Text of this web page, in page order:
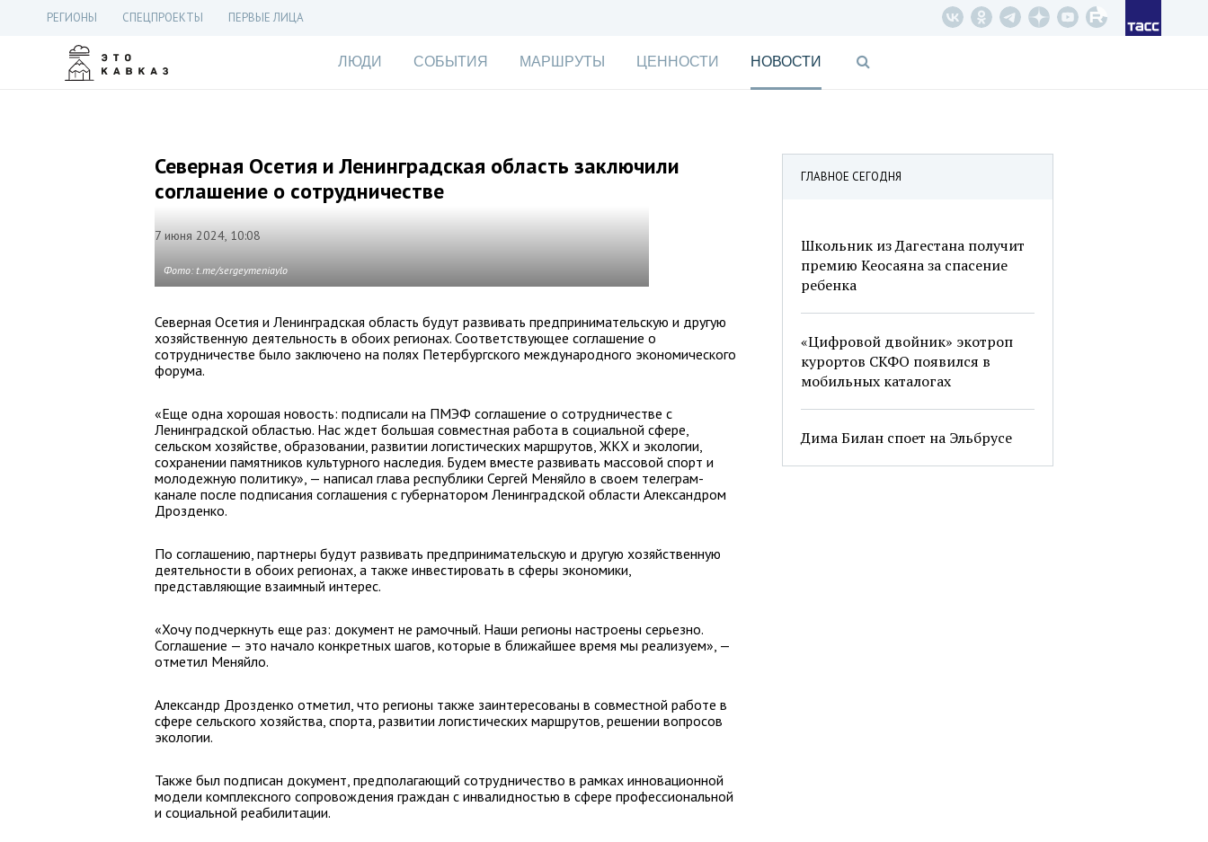
РЕГИОНЫ СПЕЦПРОЕКТЫ ПЕРВЫЕ ЛИЦА
ЛЮДИ СОБЫТИЯ МАРШРУТЫ ЦЕННОСТИ НОВОСТИ
ГЛАВНОЕ СЕГОДНЯ
Школьник из Дагестана получит
премию Кеосаяна за спасение
ребенка
«Цифровой двойник» экотроп
курортов СКФО появился в
мобильных каталогах
Дима Билан споет на Эльбрусе
Северная Осетия и Ленинградская область заключили
соглашение о сотрудничестве
7 июня 2024, 10:08
Фото: t.me/sergeymeniaylo
Северная Осетия и Ленинградская область будут развивать предпринимательскую и другую
хозяйственную деятельность в обоих регионах. Соответствующее соглашение о
сотрудничестве было заключено на полях Петербургского международного экономического
форума.
«Еще одна хорошая новость: подписали на ПМЭФ соглашение о сотрудничестве с
Ленинградской областью. Нас ждет большая совместная работа в социальной сфере,
сельском хозяйстве, образовании, развитии логистических маршрутов, ЖКХ и экологии,
сохранении памятников культурного наследия. Будем вместе развивать массовой спорт и
молодежную политику», — написал глава республики Сергей Меняйло в своем телеграм-
канале после подписания соглашения с губернатором Ленинградской области Александром
Дрозденко.
По соглашению, партнеры будут развивать предпринимательскую и другую хозяйственную
деятельности в обоих регионах, а также инвестировать в сферы экономики,
представляющие взаимный интерес.
«Хочу подчеркнуть еще раз: документ не рамочный. Наши регионы настроены серьезно.
Соглашение — это начало конкретных шагов, которые в ближайшее время мы реализуем», —
отметил Меняйло.
Александр Дрозденко отметил, что регионы также заинтересованы в совместной работе в
сфере сельского хозяйства, спорта, развитии логистических маршрутов, решении вопросов
экологии.
Также был подписан документ, предполагающий сотрудничество в рамках инновационной
модели комплексного сопровождения граждан с инвалидностью в сфере профессиональной
и социальной реабилитации.